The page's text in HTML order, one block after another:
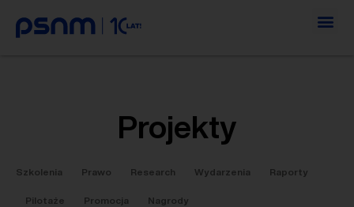
Projekty
Szkolenia Prawo Research Wydarzenia Raporty
Pilotaże Promocja Nagrody